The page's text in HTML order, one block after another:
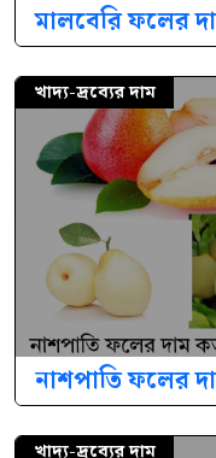
মালবেরি ফলের
খাদ্য-দ্রব্যের দাম
নাশপাতি ফলের
খাদ্য-দ্রব্যের দাম